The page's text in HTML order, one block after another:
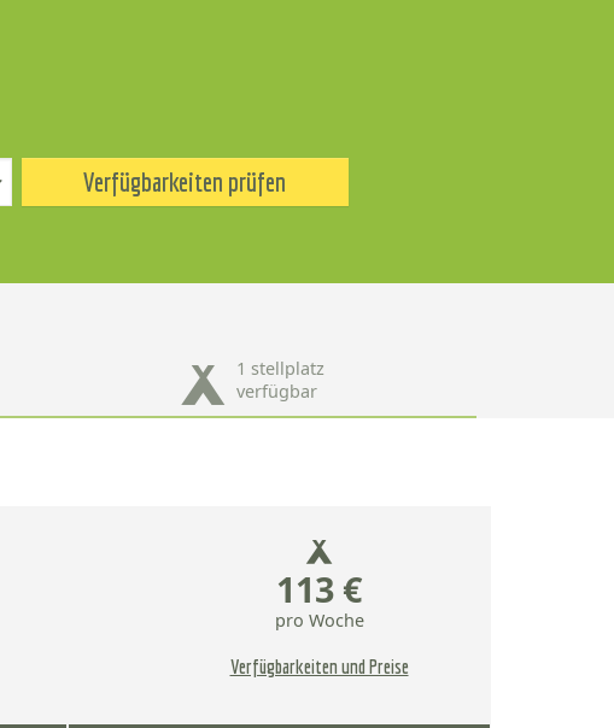
Verfügbarkeiten prüfen
1 stellplatz
verfügbar
113 €
pro Woche
Verfügbarkeiten und Preise